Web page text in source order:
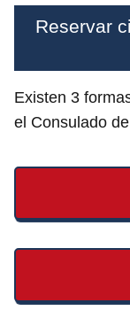
Reservar
Existen 3
el Consulado